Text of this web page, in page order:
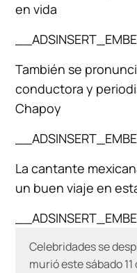
en vida
También se
conductora y
Chapoy
La cantante
un buen viaje en
Celebridades se
murió este sábado